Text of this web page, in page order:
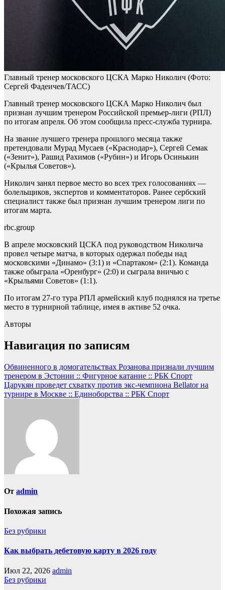
Главный тренер московского ЦСКА Марко Николич (Фото:
Сергей Фадеичев/ТАСС)
Главный тренер московского ЦСКА Марко Николич был
признан лучшим тренером Российской премьер-лиги (РПЛ)
по итогам апреля. Об этом сообщила пресс-служба турнира.
На звание лучшего тренера прошлого месяца также
претендовали Мурад Мусаев («Краснодар»), Сергей Семак
(«Зенит»), Рашид Рахимов («Рубин») и Игорь Осинькин
(«Крылья Советов»).
Николич занял первое место во всех трех голосованиях —
болельщиков, экспертов и комментаторов. Ранее сербский
специалист также был признан лучшим тренером лиги по
итогам марта.
rbc.group
В апреле московский ЦСКА под руководством Николича
провел четыре матча, в которых одержал победы над
московскими «Динамо» (3:1) и «Спартаком» (2:1). Команда
также обыграла «Оренбург» (2:0) и сыграла вничью с
«Крыльями Советов» (1:1).
По итогам 27-го тура РПЛ армейский клуб поднялся на третье
место в турнирной таблице, имея в активе 52 очка.
Авторы
Навигация по записям
Обвиненного в домогательствах Розанова признали лучшим
тренером в Эстонии :: Фигурное катание :: РБК Спорт
Царукян проведет схватку против экс-чемпиона Bellator на
турнире в Москве :: Единоборства :: РБК Спорт
От admin
Похожая запись
Без рубрики
Как выбрать дебетовую карту в 2026 году
Июл 22, 2026 admin
Без рубрики